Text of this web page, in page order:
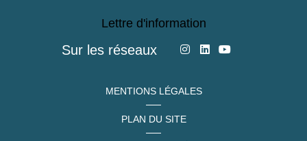
Lettre d'information
Sur les réseaux
MENTIONS LÉGALES
PLAN DU SITE